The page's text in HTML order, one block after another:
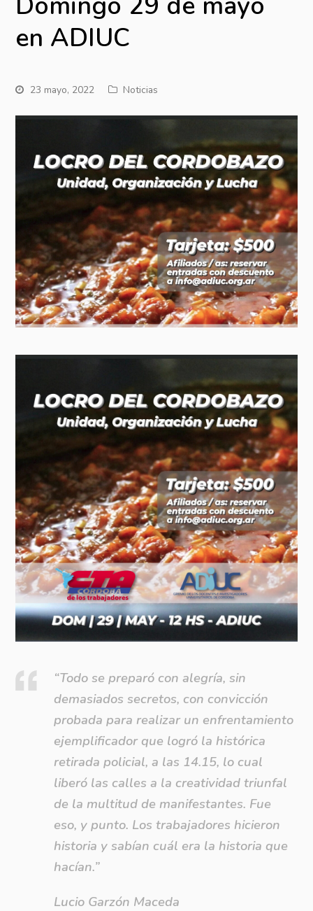
en ADIUC
23 mayo, 2022 Noticias
“Todo se preparó con alegría, sin
demasiados secretos, con convicción
probada para realizar un enfrentamiento
ejemplificador que logró la histórica
retirada policial, a las 14.15, lo cual
liberó las calles a la creatividad triunfal
de la multitud de manifestantes. Fue
eso, y punto. Los trabajadores hicieron
historia y sabían cuál era la historia que
hacían.”
Lucio Garzón Maceda